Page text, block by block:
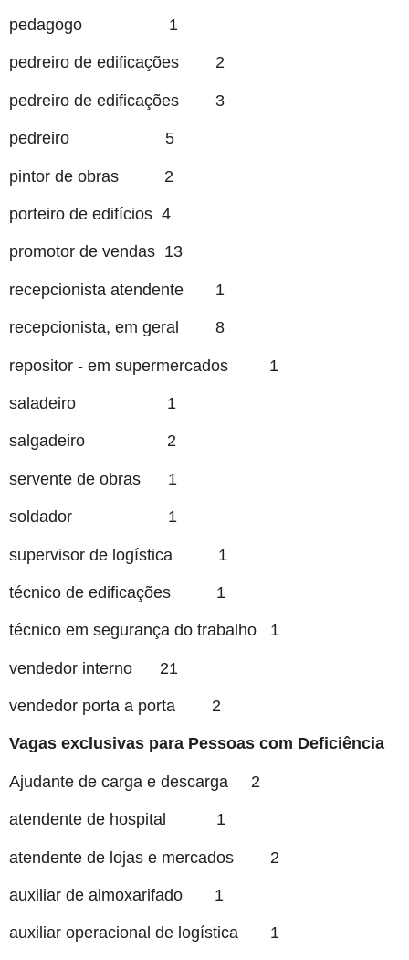
pedagogo 1
pedreiro de edificações 2
pedreiro de edificações 3
pedreiro 5
pintor de obras 2
porteiro de edifícios 4
promotor de vendas 13
recepcionista atendente 1
recepcionista, em geral 8
repositor - em supermercados 1
saladeiro 1
salgadeiro 2
servente de obras 1
soldador 1
supervisor de logística 1
técnico de edificações 1
técnico em segurança do trabalho 1
vendedor interno 21
vendedor porta a porta 2
Vagas exclusivas para Pessoas com Deficiência
Ajudante de carga e descarga 2
atendente de hospital 1
atendente de lojas e mercados 2
auxiliar de almoxarifado 1
auxiliar operacional de logística 1